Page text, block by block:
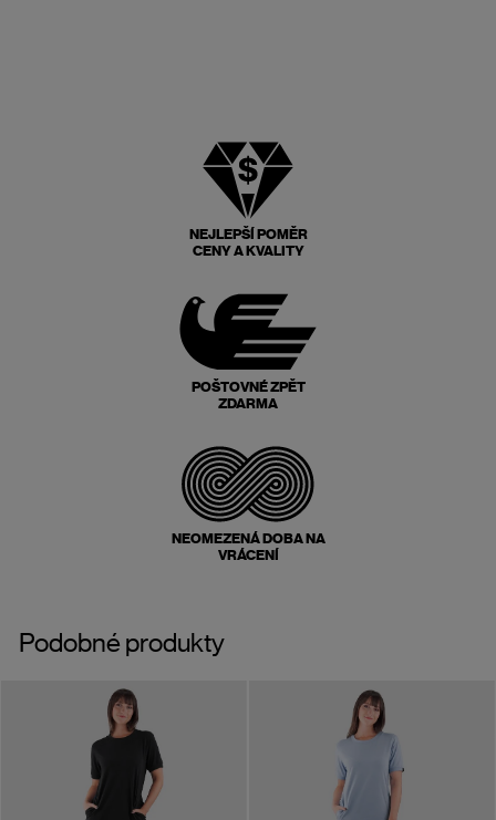
NEJLEPŠÍ POMĚR
CENY A KVALITY
POŠTOVNÉ ZPĚT
ZDARMA
NEOMEZENÁ DOBA NA
VRÁCENÍ
Podobné produkty